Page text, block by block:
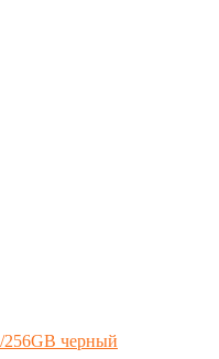
черный